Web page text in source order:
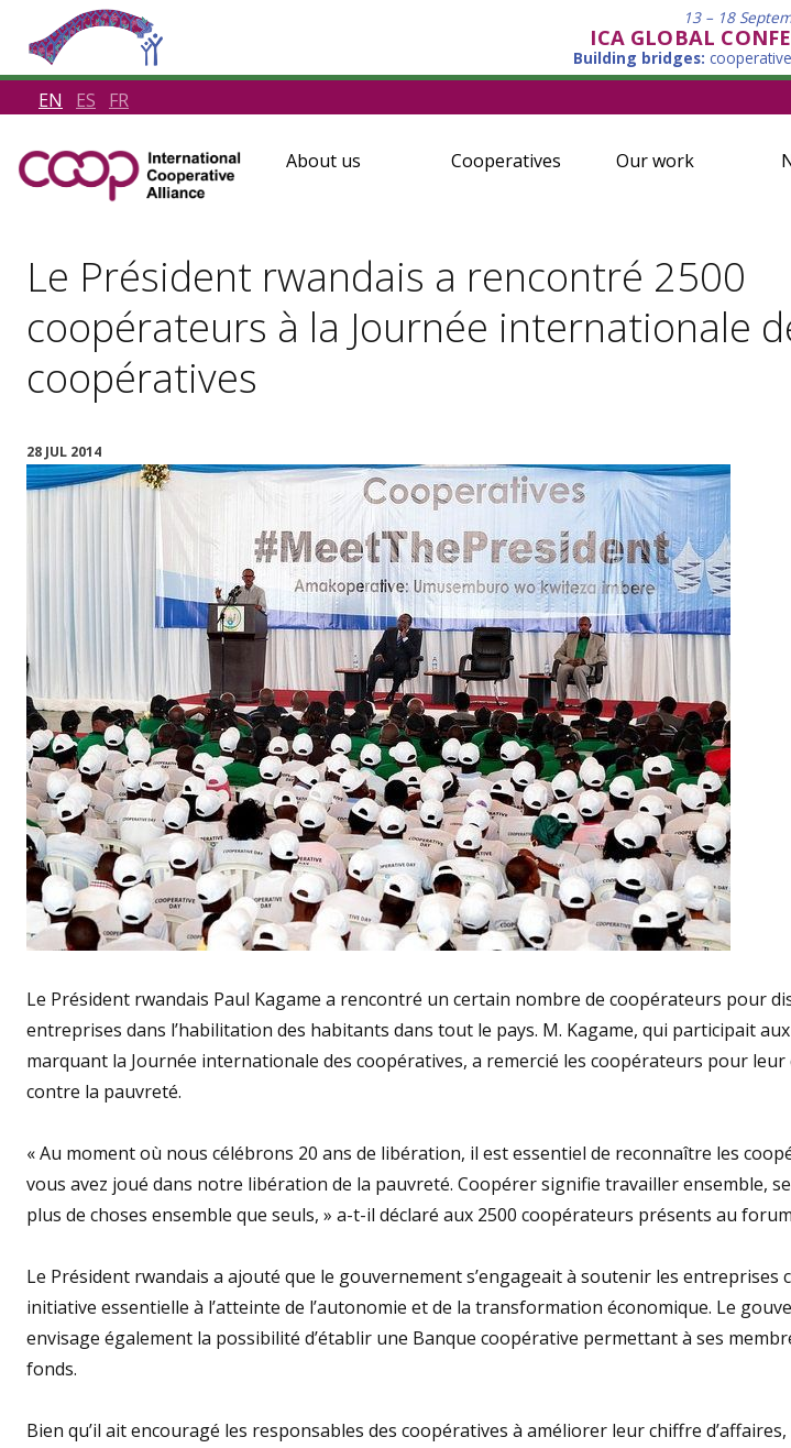
13 – 18
ICA GLOBAL
Building bridges:
EN ES FR
About us Cooperatives Our work
Le Président rwandais a rencontré 2500
coopérateurs à la Journée internationale
coopératives
28 JUL 2014
Le Président rwandais Paul Kagame a rencontré un certain nombre de coopérateurs pour
entreprises dans l’habilitation des habitants dans tout le pays. M. Kagame, qui participait
marquant la Journée internationale des coopératives, a remercié les coopérateurs pour
contre la pauvreté.
« Au moment où nous célébrons 20 ans de libération, il est essentiel de reconnaître les
vous avez joué dans notre libération de la pauvreté. Coopérer signifie travailler ensemble,
plus de choses ensemble que seuls, » a-t-il déclaré aux 2500 coopérateurs présents au
Le Président rwandais a ajouté que le gouvernement s’engageait à soutenir les entreprises
initiative essentielle à l’atteinte de l’autonomie et de la transformation économique. Le
envisage également la possibilité d’établir une Banque coopérative permettant à ses
fonds.
Bien qu’il ait encouragé les responsables des coopératives à améliorer leur chiffre d’affaires,